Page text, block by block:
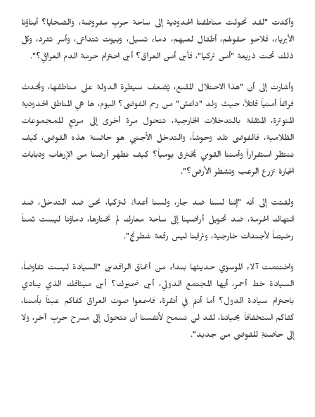
وأكدت "لقد تحولت مناطقنا الحدودية إلى ساحة حربٍ مفروضة، والضحايا؟ أبناؤنا
الأبرياء، فلاحو حقولهم، أطفال لعبهم، دماء تسيل، وبيوت تتداعى، وأسر تشرد، وكل
ذلك تحت ذريعة "أمن تركيا"، فأين أمن العراق؟ أين احترام حرمة الدم العراقي؟".
وأشارت إلى أن "هذا الاحتلال المقنع، يُضعف سيطرة الدولة على مناطقها، ويُحدث
فراغاً أمنياً قاتلاً، حيث ولد "داعش" من رحم الفوضى؟ اليوم، ها هي المناطق الحدودية
المتوترة، المثقلة بالتدخلات الخارجية، تتحول مرة أخرى إلى مرتعٍ للمجموعات
الظلامية، فالفوضى تلد وحوشاً، والتدخل الأجنبي هو حاضنة هذه الفوضى، كيف
ننتظر استقراراً وأمننا القومي يُخترق يومياً؟ كيف نطهر أرضنا من الإرهاب ودبابات
الجارة تزرع الرعب وتشطر الأرض؟".
ولفتت إلى أنه "إننا لسنا ضد جار، ولسنا أعداءً لتركيا، نحن ضد التدخل، ضد
انتهاك الحرمة، ضد تحويل أراضينا إلى ساحة معارك لم نختارها، دماؤنا ليست ثمناً
رخيصاً لأجندات خارجية، وترابنا ليس رقعة شطرنج".
واختتمت آلاء الموسوي حديثها بنداء من أعماق الرافدين "السيادة ليست تفاوضاً،
السيادة خط أحمر، أيها المجتمع الدولي، أين ضميرك؟ أين ميثاقك الذي ينادي
باحترام سيادة الدول؟ أما أنتم في أنقرة، فاسمعوا صوت العراق كفاكم عبثاً بأمننا،
كفاكم استخفافاً بحياتنا، لقد لن نسمح لأنفسنا أن نتحول إلى مسرح حربٍ آخر، ولا
إلى حاضنةٍ للفوضى من جديد".